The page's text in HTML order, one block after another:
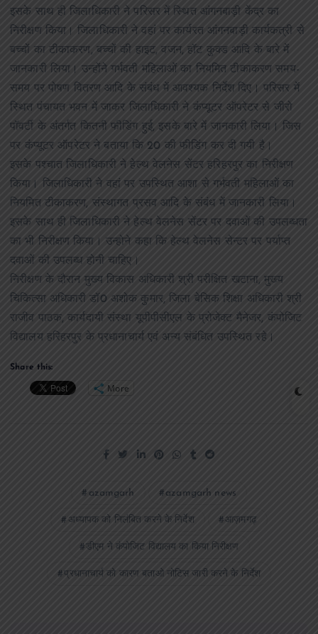
इसके साथ ही जिलाधिकारी ने परिसर में स्थित आंगनबाड़ी केंद्र का
निरीक्षण किया। जिलाधिकारी ने वहां पर कार्यरत आंगनबाड़ी कार्यकत्री से
बच्चों का टीकाकरण, बच्चों की हाइट, वजन, हॉट कुक्ड आदि के बारे में
जानकारी लिया। उन्होंने गर्भवती महिलाओं का नियमित टीकाकरण समय-
समय पर पोषण वितरण आदि के संबंध में आवश्यक निर्देश दिए। परिसर में
स्थित पंचायत भवन में जाकर जिलाधिकारी ने कंप्यूटर ऑपरेटर से जीरो
पॉवर्टी के अंतर्गत कितनी फीडिंग हुई, इसके बारे में जानकारी लिया। जिस
पर कंप्यूटर ऑपरेटर ने बताया कि 20 की फीडिंग कर दी गयी है।
इसके पश्चात जिलाधिकारी ने हेल्थ वेलनेस सेंटर हरिहरपुर का निरीक्षण
किया। जिलाधिकारी ने वहां पर उपस्थित आशा से गर्भवती महिलाओं का
नियमित टीकाकरण, संस्थागत प्रसव आदि के संबंध में जानकारी लिया।
इसके साथ ही जिलाधिकारी ने हेल्थ वेलनेस सेंटर पर दवाओं की उपलब्धता
का भी निरीक्षण किया। उन्होने कहा कि हेल्थ वेलनेस सेन्टर पर पर्याप्त
दवाओं की उपलब्ध होनी चाहिए।
निरीक्षण के दौरान मुख्य विकास अधिकारी श्री परीक्षित खटाना, मुख्य
चिकित्सा अधिकारी डॉ0 अशोक कुमार, जिला बेसिक शिक्षा अधिकारी श्री
राजीव पाठक, कार्यदायी संस्था यूपीपीसीएल के प्रोजेक्ट मैनेजर, कंपोजिट
विद्यालय हरिहरपुर के प्रधानाचार्य एवं अन्य संबंधित उपस्थित रहे।
Share this:
More
azamgarh azamgarh news
अध्यापक को निलंबित करने के निर्देश आज़मगढ़
डीएम ने कंपोजिट विद्यालय का किया निरीक्षण
प्रधानाचार्य को कारण बताओ नोटिस जारी करने के निर्देश